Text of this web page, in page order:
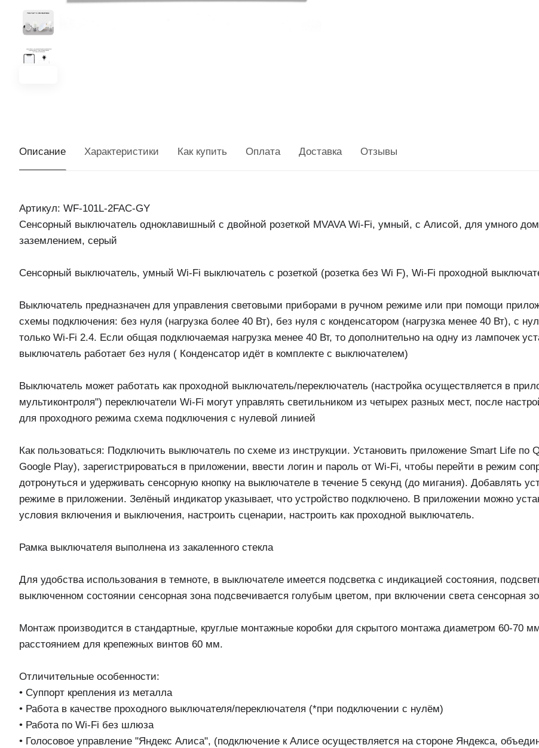
Описание Характеристики Как купить Оплата Доставка Отзывы
Артикул: WF-101L-2FAC-GY
Сенсорный выключатель одноклавишный с двойной розеткой MVAVA Wi-Fi, умный, с Алисой, для умного
заземлением, серый
Сенсорный выключатель, умный Wi-Fi выключатель с розеткой (розетка без Wi F), Wi-Fi проходной
Выключатель предназначен для управления световыми приборами в ручном режиме или при помощи
схемы подключения: без нуля (нагрузка более 40 Вт), без нуля с конденсатором (нагрузка менее 40 Вт), с
только Wi-Fi 2.4. Если общая подключаемая нагрузка менее 40 Вт, то дополнительно на одну из лампочек
выключатель работает без нуля ( Конденсатор идёт в комплекте с выключателем)
Выключатель может работать как проходной выключатель/переключатель (настройка осуществляется в
мультиконтроля") переключатели Wi-Fi могут управлять светильником из четырех разных мест, после
для проходного режима схема подключения с нулевой линией
Как пользоваться: Подключить выключатель по схеме из инструкции. Установить приложение Smart Life по
Google Play), зарегистрироваться в приложении, ввести логин и пароль от Wi-Fi, чтобы перейти в режим
дотронуться и удерживать сенсорную кнопку на выключателе в течение 5 секунд (до мигания). Добавлять
режиме в приложении. Зелёный индикатор указывает, что устройство подключено. В приложении можно
условия включения и выключения, настроить сценарии, настроить как проходной выключатель.
Рамка выключателя выполнена из закаленного стекла
Для удобства использования в темноте, в выключателе имеется подсветка с индикацией состояния,
выключенном состоянии сенсорная зона подсвечивается голубым цветом, при включении света сенсорная
Монтаж производится в стандартные, круглые монтажные коробки для скрытого монтажа диаметром 60-70
расстоянием для крепежных винтов 60 мм.
Отличительные особенности:
• Суппорт крепления из металла
• Работа в качестве проходного выключателя/переключателя (*при подключении с нулём)
• Работа по Wi-Fi без шлюза
• Голосовое управление "Яндекс Алиса", (подключение к Алисе осуществляется на стороне Яндекса,